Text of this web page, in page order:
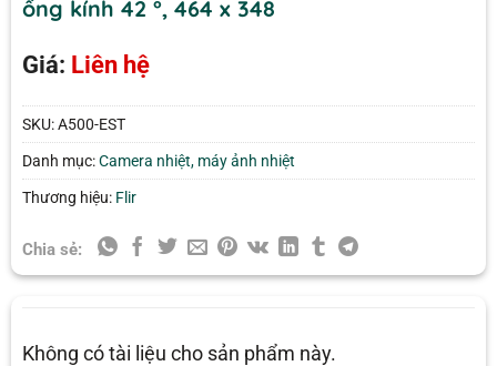
ống kính 42 °, 464 x 348
Giá: Liên hệ
SKU:A500-EST
Danh mục:Camera nhiệt, máy ảnh nhiệt
Thương hiệu: Flir
Chia sẻ:
Không có tài liệu cho sản phẩm này.